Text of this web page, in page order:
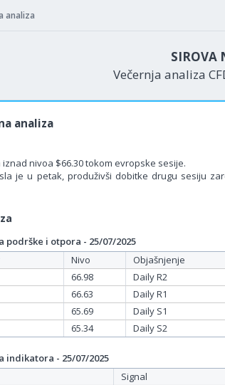
analiza
SIROVA
Večernja analiza
analiza
nivoa $66.30 tokom evropske sesije.
je u petak, produživši dobitke drugu sesiju
podrške i otpora - 25/07/2025
Nivo
Objašnjenje
66.98
Daily R2
66.63
Daily R1
65.69
Daily S1
65.34 Daily S2
indikatora - 25/07/2025
Signal